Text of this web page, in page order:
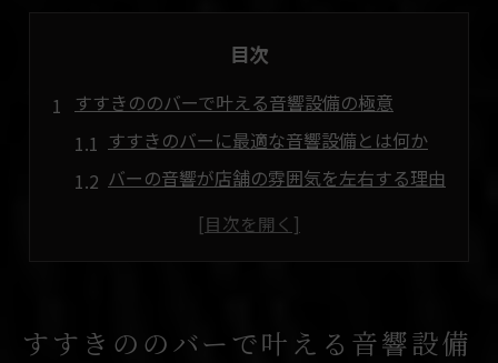
目次
すすきののバーで叶える音響設備の極意
すすきのバーに最適な音響設備とは何か
バーの音響が店舗の雰囲気を左右する理由
ライブ対応のバー音響設備の選び方
札幌市中央区で選ぶバー音響の最適解
すすきののバーで叶える音響設備